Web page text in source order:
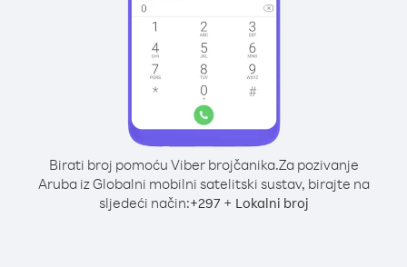
Birati broj pomoću Viber brojčanika.Za pozivanje
Aruba iz Globalni mobilni satelitski sustav, birajte na
sljedeći način:+297+ Lokalni broj